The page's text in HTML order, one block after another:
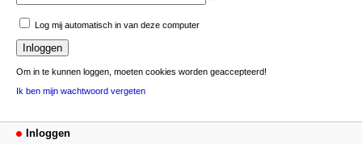
Log mij automatisch in van deze computer
Om in te kunnen loggen, moeten cookies worden geaccepteerd!
Ik ben mijn wachtwoord vergeten
Inloggen